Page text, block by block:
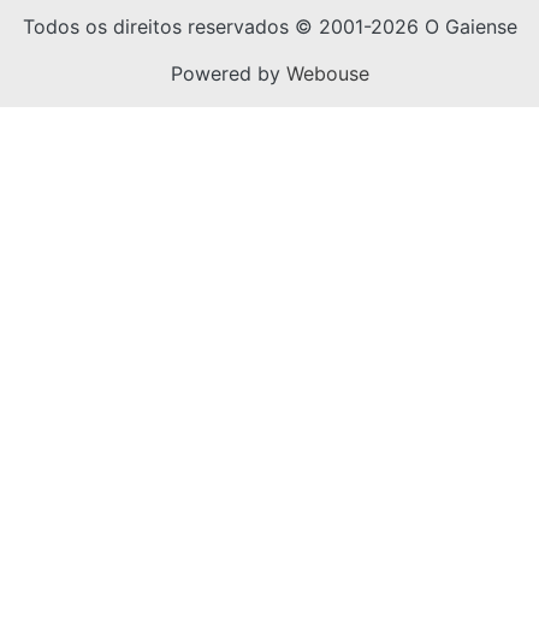
Todos os direitos reservados © 2001-2026 O Gaiense
Powered by Webouse